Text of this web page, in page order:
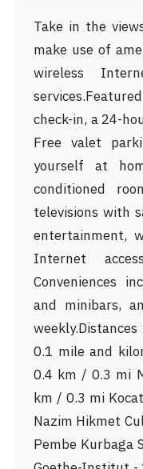
Take in the
make use of
wireless
check-in, a 24-
Free valet
yourself at
conditioned
televisions with
entertainment,
Internet
Conveniences
and minibars,
0.1 mile and
0.4 km / 0.3 mi
km / 0.3 mi
Nazim Hikmet
Pembe Kurbaga